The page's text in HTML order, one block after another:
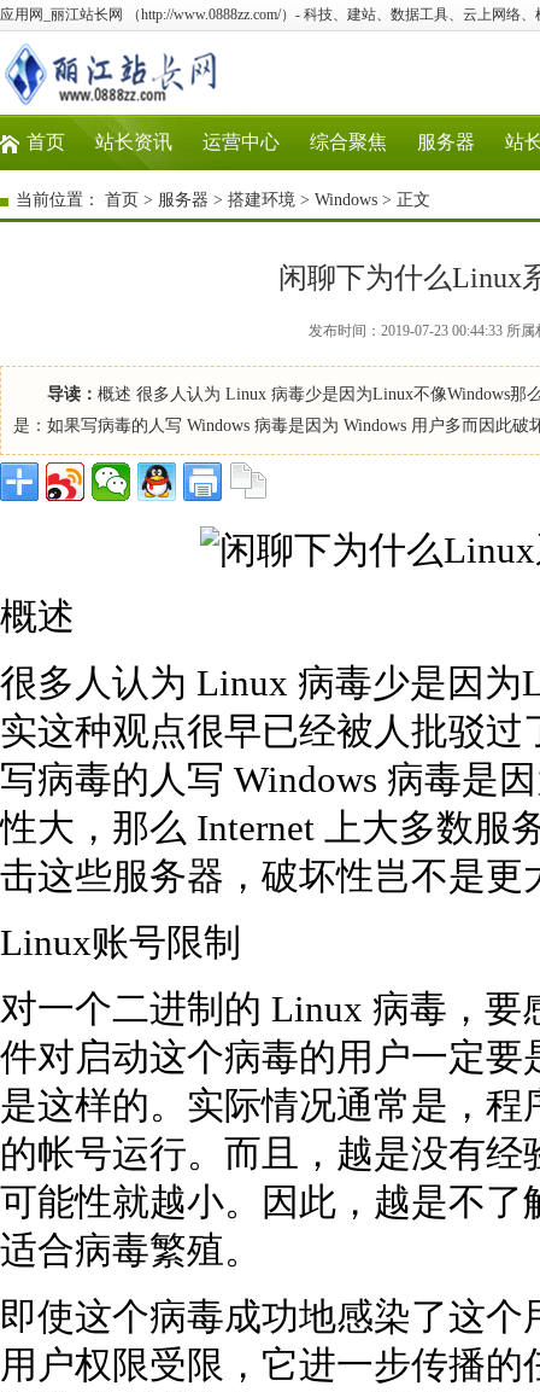
应用网_丽江站长网 （http://www.0888zz.com/）- 科技、建站、数据工具、云上网络
首页 站长资讯 运营中心 综合聚焦 服务器 站
当前位置： 首页 > 服务器 > 搭建环境 > Windows > 正文
闲聊下为什么Linux
发布时间：2019-07-23 00:44:33 所
导读： 概述 很多人认为 Linux 病毒少是因为Linux不像Windows
是：如果写病毒的人写 Windows 病毒是因为 Windows 用户多而因此
概述
很多人认为 Linux 病毒少是因为
实这种观点很早已经被人批驳
写病毒的人写 Windows 病毒是
性大，那么 Internet 上大多数服
击这些服务器，破坏性岂不是更
Linux账号限制
对一个二进制的 Linux 病毒，
件对启动这个病毒的用户一定
是这样的。实际情况通常是，
的帐号运行。而且，越是没有
可能性就越小。因此，越是不
适合病毒繁殖。
即使这个病毒成功地感染了这
用户权限受限，它进一步传播